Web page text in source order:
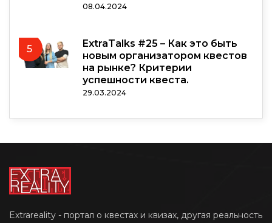
08.04.2024
5
ExtraTalks #25 – Как это быть
новым организатором квестов
на рынке? Критерии
успешности квеста.
29.03.2024
Extrareality - портал о квестах и квизах, другая реальность